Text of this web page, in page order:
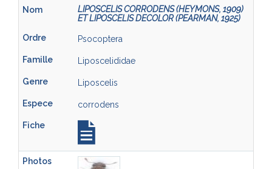
LIPOSCELIS CORRODENS (HEYMONS, 1909)
ET LIPOSCELIS DECOLOR (PEARMAN, 1925)
Psocoptera
Liposcelididae
Liposcelis
corrodens